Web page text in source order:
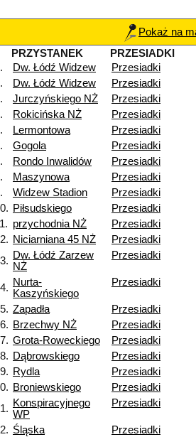
Pokaż na
PRZYSTANEK
PRZESIADKI
Dw. Łódź Widzew
Przesiadki
Dw. Łódź Widzew
Przesiadki
Jurczyńskiego NŻ
Przesiadki
Rokicińska NŻ
Przesiadki
Lermontowa
Przesiadki
Gogola
Przesiadki
Rondo Inwalidów
Przesiadki
Maszynowa
Przesiadki
Widzew Stadion
Przesiadki
Piłsudskiego
Przesiadki
przychodnia NŻ
Przesiadki
Niciarniana 45 NŻ
Przesiadki
Dw. Łódź Zarzew
NŻ
Przesiadki
Nurta-
Kaszyńskiego
Przesiadki
Zapadła
Przesiadki
Brzechwy NŻ
Przesiadki
Grota-Roweckiego
Przesiadki
Dąbrowskiego
Przesiadki
Rydla
Przesiadki
Broniewskiego
Przesiadki
Konspiracyjnego
WP
Przesiadki
Śląska
Przesiadki